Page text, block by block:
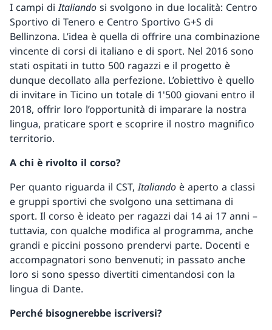
I campi diItaliando si svolgono in due località: Centro
Sportivo di Tenero e Centro Sportivo G+S di
Bellinzona. L’idea è quella di offrire una combinazione
vincente di corsi di italiano e di sport. Nel 2016 sono
stati ospitati in tutto 500 ragazzi e il progetto è
dunque decollato alla perfezione. L’obiettivo è quello
di invitare in Ticino un totale di 1'500 giovani entro il
2018, offrir loro l’opportunità di imparare la nostra
lingua, praticare sport e scoprire il nostro magnifico
territorio.
A chi è rivolto il corso?
Per quanto riguarda il CST,Italiando è aperto a classi
e gruppi sportivi che svolgono una settimana di
sport. Il corso è ideato per ragazzi dai 14 ai 17 anni –
tuttavia, con qualche modifica al programma, anche
grandi e piccini possono prendervi parte. Docenti e
accompagnatori sono benvenuti; in passato anche
loro si sono spesso divertiti cimentandosi con la
lingua di Dante.
Perché bisognerebbe iscriversi?